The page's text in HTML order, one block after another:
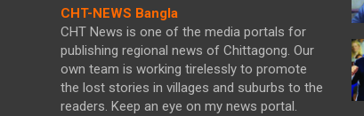
CHT-NEWS Bangla
CHT News is one of the media portals for
publishing regional news of Chittagong. Our
own team is working tirelessly to promote
the lost stories in villages and suburbs to the
readers. Keep an eye on my news portal.